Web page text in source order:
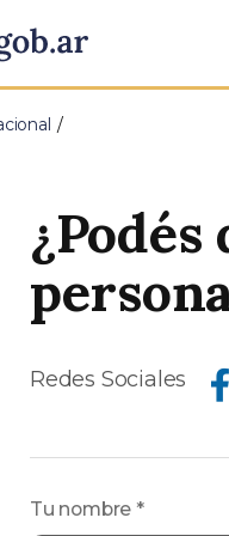
Redes Sociales Compartir en Facebook
Tu nombre *